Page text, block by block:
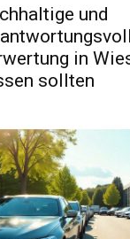
und
in
sollten